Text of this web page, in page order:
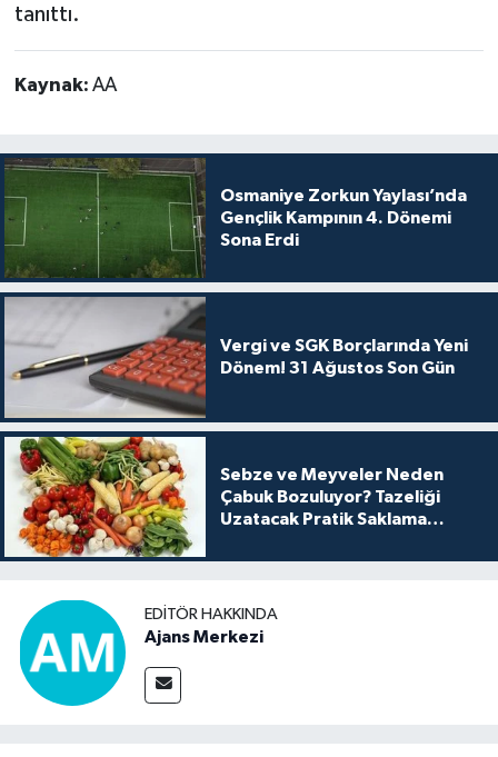
tanıttı.
Kaynak: AA
Osmaniye Zorkun Yaylası’nda
Gençlik Kampının 4. Dönemi
Sona Erdi
Vergi ve SGK Borçlarında Yeni
Dönem! 31 Ağustos Son Gün
Sebze ve Meyveler Neden
Çabuk Bozuluyor? Tazeliği
Uzatacak Pratik Saklama
EDITÖR HAKKINDA
Ajans Merkezi